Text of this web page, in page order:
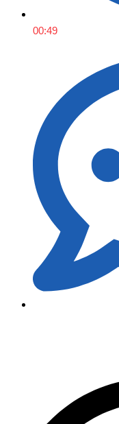
00:49